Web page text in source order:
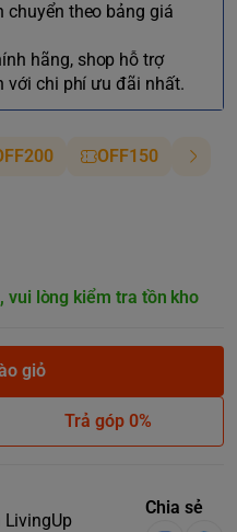
chuyển theo bảng giá
hãng, shop hỗ trợ
với chi phí ưu đãi nhất.
OFF150
vui lòng kiểm tra tồn kho
giỏ
Trả góp 0%
LivingUp
Chia sẻ